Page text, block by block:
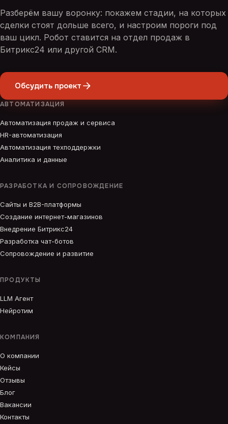
Разберём вашу воронку: покажем стадии, на которых
сделки стоят дольше всего, и настроим пороги под
ваш цикл. Робот ставится на отдел продаж в
Битрикс24 или другой CRM.
Обсудить проект
АВТОМАТИЗАЦИЯ
Автоматизация продаж и сервиса
HR-автоматизация
Автоматизация техподдержки
Аналитика и данные
РАЗРАБОТКА И СОПРОВОЖДЕНИЕ
Сайты и B2B-платформы
Создание интернет-магазинов
Внедрение Битрикс24
Разработка чат-ботов
Сопровождение и развитие
ПРОДУКТЫ
LLM Агент
Нейротим
КОМПАНИЯ
О компании
Кейсы
Отзывы
Блог
Вакансии
Контакты